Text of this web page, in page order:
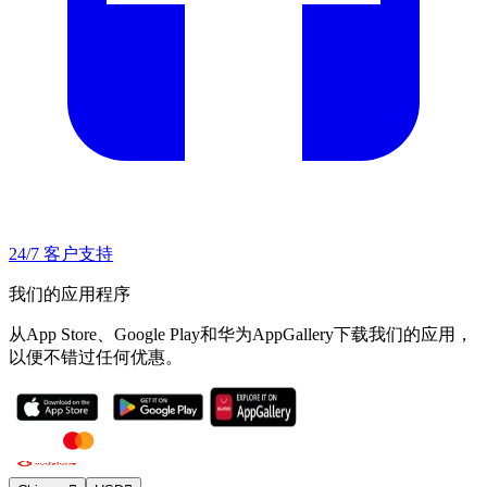
24/7 客户支持
我们的应用程序
从App Store、Google Play和华为AppGallery下载我们的应用，
以便不错过任何优惠。